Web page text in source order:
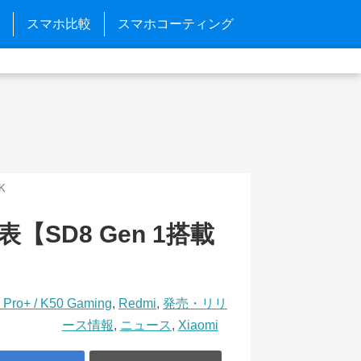
スマホ比較 スマホコーティング
【SD8 Gen 1搭載
/ K50 Gaming, Redmi, 発売・リリ
ース情報, ニュース, Xiaomi